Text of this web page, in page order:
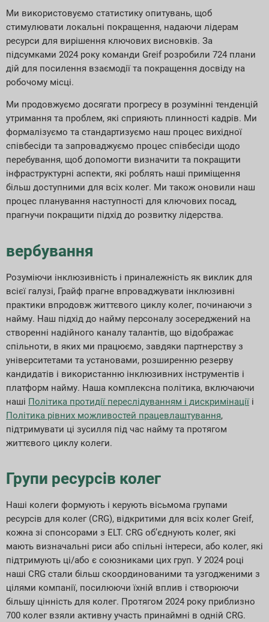
Ми використовуємо статистику опитувань, щоб
стимулювати локальні покращення, надаючи лідерам
ресурси для вирішення ключових висновків. За
підсумками 2024 року команди Greif розробили 724 плани
дій для посилення взаємодії та покращення досвіду на
робочому місці.
Ми продовжуємо досягати прогресу в розумінні тенденцій
утримання та проблем, які сприяють плинності кадрів. Ми
формалізуємо та стандартизуємо наш процес вихідної
співбесіди та запроваджуємо процес співбесіди щодо
перебування, щоб допомогти визначити та покращити
інфраструктурні аспекти, які роблять наші приміщення
більш доступними для всіх колег. Ми також оновили наш
процес планування наступності для ключових посад,
прагнучи покращити підхід до розвитку лідерства.
вербування
Розуміючи інклюзивність і приналежність як виклик для
всієї галузі, Грайф прагне впроваджувати інклюзивні
практики впродовж життєвого циклу колег, починаючи з
найму. Наш підхід до найму персоналу зосереджений на
створенні надійного каналу талантів, що відображає
спільноти, в яких ми працюємо, завдяки партнерству з
університетами та установами, розширенню резерву
кандидатів і використанню інклюзивних інструментів і
платформ найму. Наша комплексна політика, включаючи
наші Політика протидії переслідуванням і дискримінації і
Політика рівних можливостей працевлаштування,
підтримувати ці зусилля під час найму та протягом
життєвого циклу колеги.
Групи ресурсів колег
Наші колеги формують і керують вісьмома групами
ресурсів для колег (CRG), відкритими для всіх колег Greif,
кожна зі спонсорами з ELT. CRG об’єднують колег, які
мають визначальні риси або спільні інтереси, або колег, які
підтримують ці/або є союзниками цих груп. У 2024 році
наші CRG стали більш скоординованими та узгодженими з
цілями компанії, посилюючи їхній вплив і створюючи
більшу цінність для колег. Протягом 2024 року приблизно
700 колег взяли активну участь принаймні в одній CRG.